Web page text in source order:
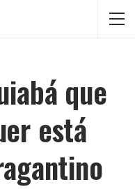
que
está